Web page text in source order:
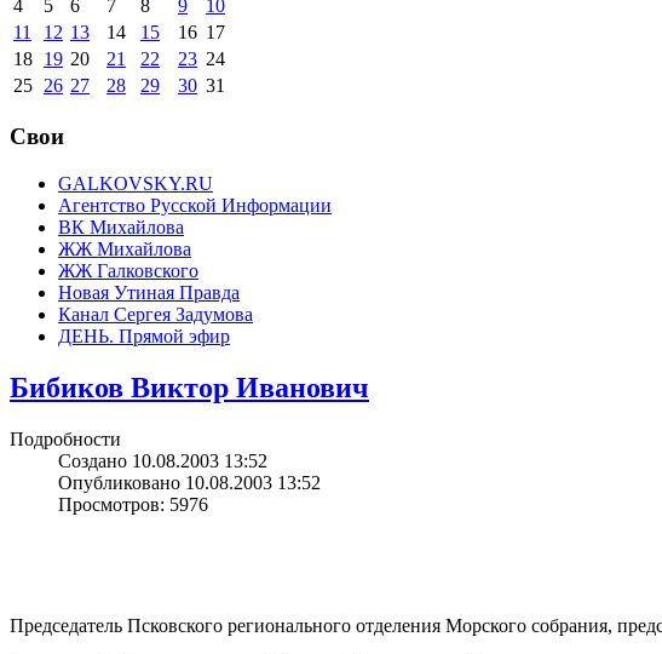
4
5 6 7 8 9
10
11
12 13 14 15 16 17
18 19 20 21 22 23 24
25 26 27 28 29 30 31
Свои
GALKOVSKY.RU
Агентство Русской Информации
ВК Михайлова
ЖЖ Михайлова
ЖЖ Галковского
Новая Утиная Правда
Канал Сергея Задумова
ДЕНЬ. Прямой эфир
Бибиков Виктор Иванович
Подробности
Создано 10.08.2003 13:52
Опубликовано 10.08.2003 13:52
Просмотров: 5976
Председатель Псковского регионального отделения Морского собрания,